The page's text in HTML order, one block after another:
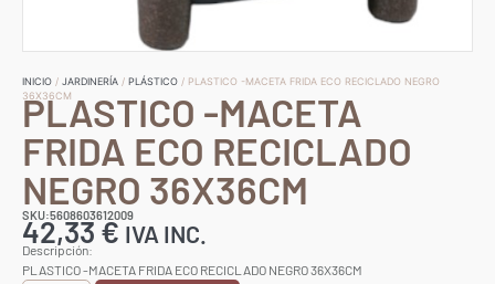
INICIO / JARDINERÍA / PLÁSTICO / PLASTICO -MACETA FRIDA ECO RECICLADO NEGRO
36X36CM
PLASTICO -MACETA
FRIDA ECO RECICLADO
NEGRO 36X36CM
SKU:5608603612009
42,33€ IVA INC.
Descripción:
PLASTICO -MACETA FRIDA ECO RECICLADO NEGRO 36X36CM